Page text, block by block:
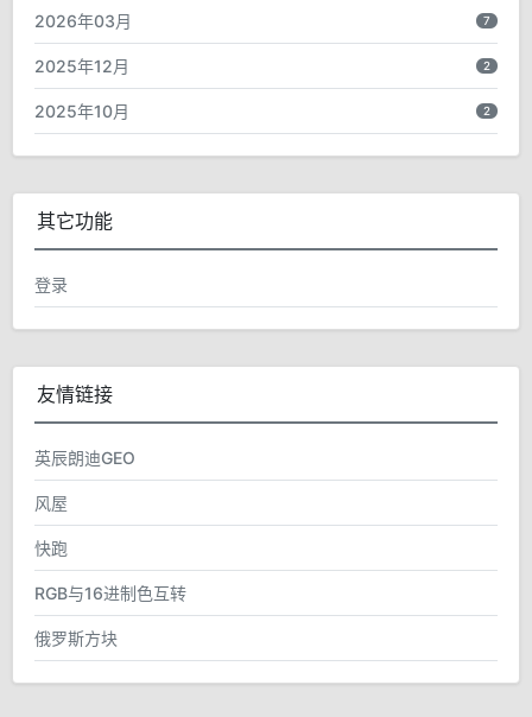
2026年03月 7
2025年12月 2
2025年10月 2
其它功能
登录
友情链接
英辰朗迪GEO
风屋
快跑
RGB与16进制色互转
俄罗斯方块